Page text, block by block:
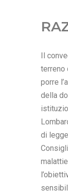
Il
terreno
porre
della
di